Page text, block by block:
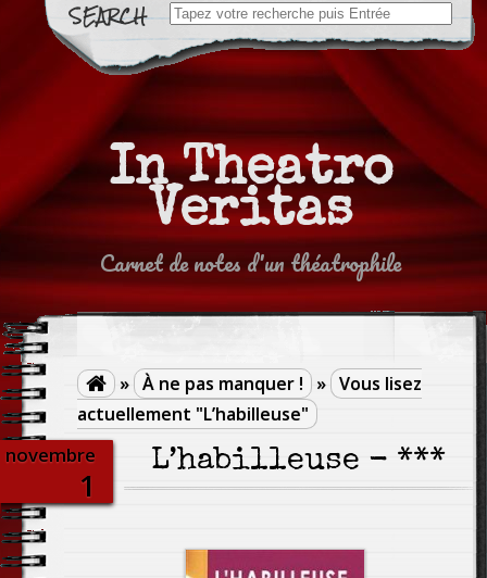
Search
for:
In Theatro
Veritas
Carnet de notes d'un théatrophile
 » À ne pas manquer ! » Vous lisez
actuellement "L’habilleuse"
novembre
1
L’habilleuse - ***